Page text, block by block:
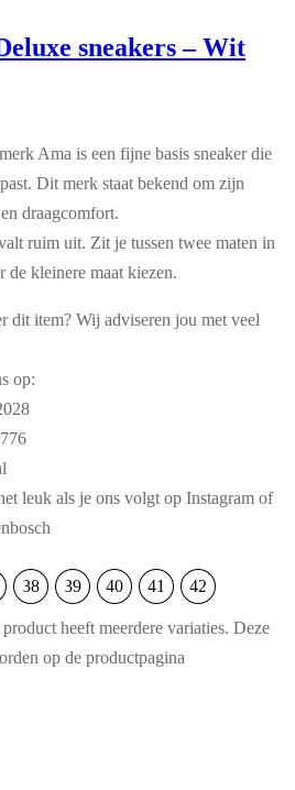
sneakers – Wit
Ama is een fijne basis sneaker die
Dit merk staat bekend om zijn
draagcomfort.
ruim uit. Zit je tussen twee maten in
de kleinere maat kiezen.
dit item? Wij adviseren jou met veel
op:
leuk als je ons volgt op Instagram of
38 39 40 41 42
heeft meerdere variaties. Deze
op de productpagina